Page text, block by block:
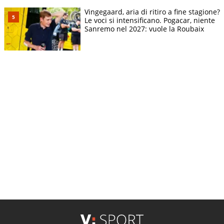
Vingegaard, aria di ritiro a fine stagione?
Le voci si intensificano. Pogacar, niente
Sanremo nel 2027: vuole la Roubaix